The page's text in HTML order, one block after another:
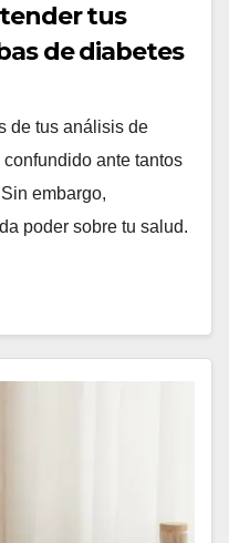
tus
de diabetes
de tus análisis de
ante tantos
embargo,
poder sobre tu salud.